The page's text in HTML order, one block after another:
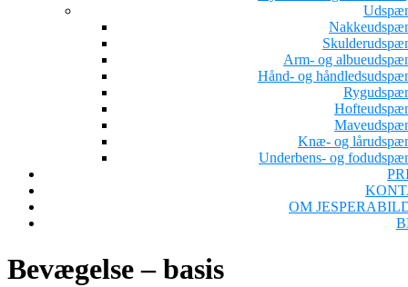
Arm- og
Hånd- og
Knæ- og
Underbens- og
OM
Bevægelse – basis